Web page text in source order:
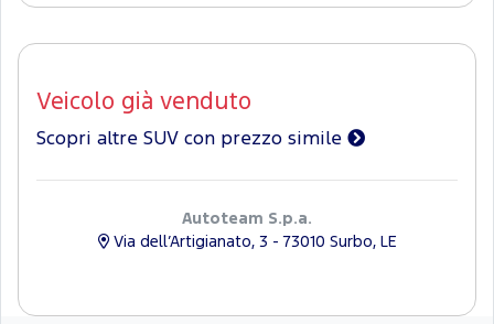
Veicolo già venduto
Scopri altre SUV con prezzo simile
Autoteam S.p.a.
Via dell’Artigianato, 3 - 73010 Surbo, LE